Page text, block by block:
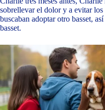
sobrellevar el dolor y a evitar los
buscaban adoptar otro basset,
basset.